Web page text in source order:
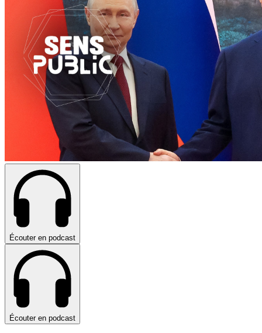
Écouter en podcast
Écouter en podcast